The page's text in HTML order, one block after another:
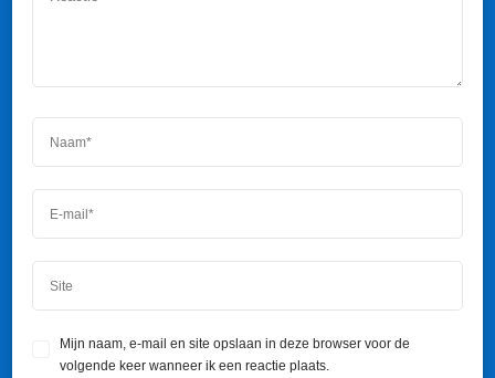
Mijn naam, e-mail en site opslaan in deze browser voor de
volgende keer wanneer ik een reactie plaats.